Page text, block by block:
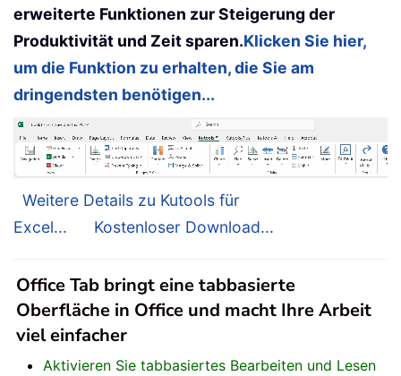
erweiterte Funktionen zur Steigerung der
Produktivität und Zeit sparen.Klicken Sie hier,
um die Funktion zu erhalten, die Sie am
dringendsten benötigen...
Weitere Details zu Kutools für
Excel...
Kostenloser Download...
Office Tab bringt eine tabbasierte
Oberfläche in Office und macht Ihre Arbeit
viel einfacher
Aktivieren Sie tabbasiertes Bearbeiten und Lesen